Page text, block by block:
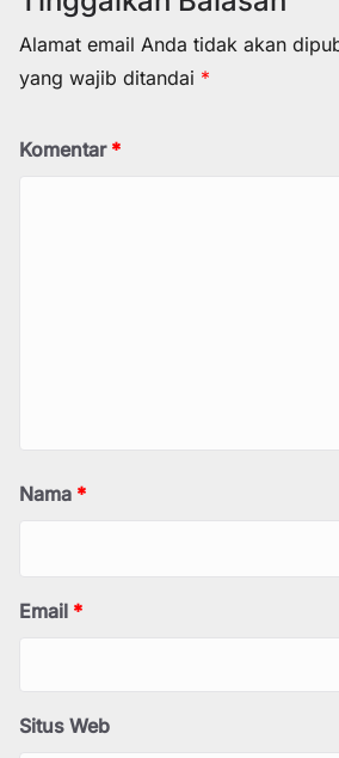
Alamat email Anda tidak akan
yang wajib ditandai *
Komentar *
Nama *
Email *
Situs Web